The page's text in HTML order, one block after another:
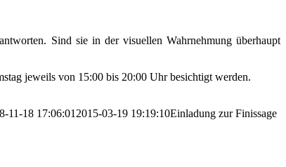
Sind sie in der visuellen Wahrnehmung überhaupt
jeweils von 15:00 bis 20:00 Uhr besichtigt werden.
11-18 17:06:01 2015-03-19 19:19:10Einladung zur Finissage